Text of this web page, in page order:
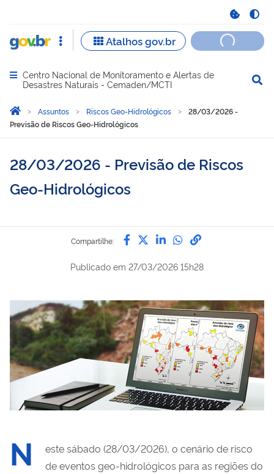
Abrir menu principal de navegação
Centro Nacional de Monitoramento e Alertas de
Desastres Naturais - Cemaden/MCTI
Você está aqui:
Página Inicial
Assuntos Riscos Geo-Hidrológicos
28/03/2026 -
Previsão de Riscos Geo-Hidrológicos
28/03/2026 - Previsão de Riscos
Geo-Hidrológicos
Compartilhe: Compartilhe por Facebook
Compartilhe por Twitter
Compartilhe por
Compartilhe
link para
Publicado em 27/03/2026 15h28
N
este sábado (28/03/2026), o cenário de risco
de eventos geo-hidrológicos para as regiões do